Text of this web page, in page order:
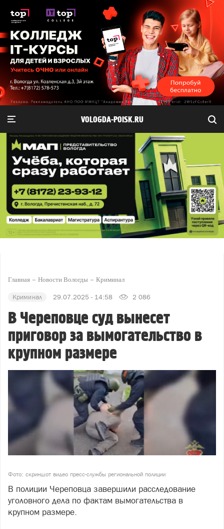
VOLOGDA-POISK.RU
Главная Новости Вологды Криминал
Криминал 29.07.2025 - 14:58 2 086
В Череповце суд вынесет
приговор за вымогательство в
крупном размере
Фото: скриншот видео пресс-службы региональной полиции
В полиции Череповца завершили расследование
уголовного дела по фактам вымогательства в
крупном размере.